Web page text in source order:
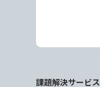
課題解決サービス